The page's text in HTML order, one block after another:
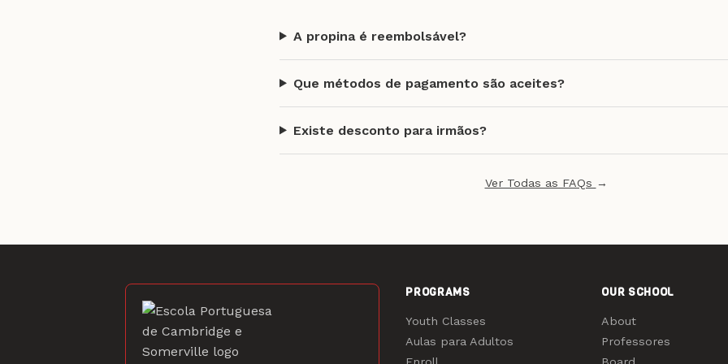
A propina é reembolsável?
Que métodos de pagamento são aceites?
Existe desconto para irmãos?
Ver Todas as FAQs →
PROGRAMS
Youth Classes
Aulas para Adultos
Enroll
OUR SCHOOL
About
Professores
Board